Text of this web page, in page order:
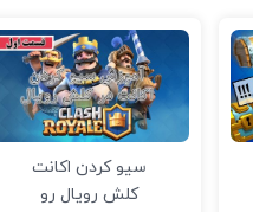
سیو کردن اکانت
کلش رویال رو